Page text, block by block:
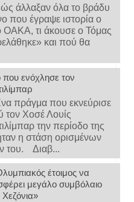
άλλαξαν όλα το βράδυ
που έγραψε ιστορία ο
ΟΑΚΑ, τι άκουσε ο Τόμας
και πού θα
που ενόχλησε τον
πράγμα που εκνεύρισε
τον Χοσέ Λουίς
την περίοδο της
η στάση ορισμένων
του. Διαβ...
έτοιμος να
μεγάλο συμβόλαιο